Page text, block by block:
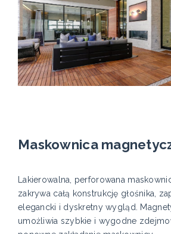
Maskownica
Lakierowalna, perforowana
zakrywa całą konstrukcję głośnika,
elegancki i dyskretny wygląd.
umożliwia szybkie i wygodne